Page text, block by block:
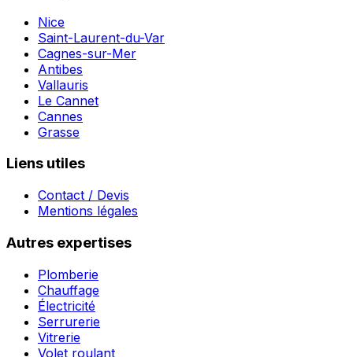
Nice
Saint-Laurent-du-Var
Cagnes-sur-Mer
Antibes
Vallauris
Le Cannet
Cannes
Grasse
Liens utiles
Contact / Devis
Mentions légales
Autres expertises
Plomberie
Chauffage
Électricité
Serrurerie
Vitrerie
Volet roulant